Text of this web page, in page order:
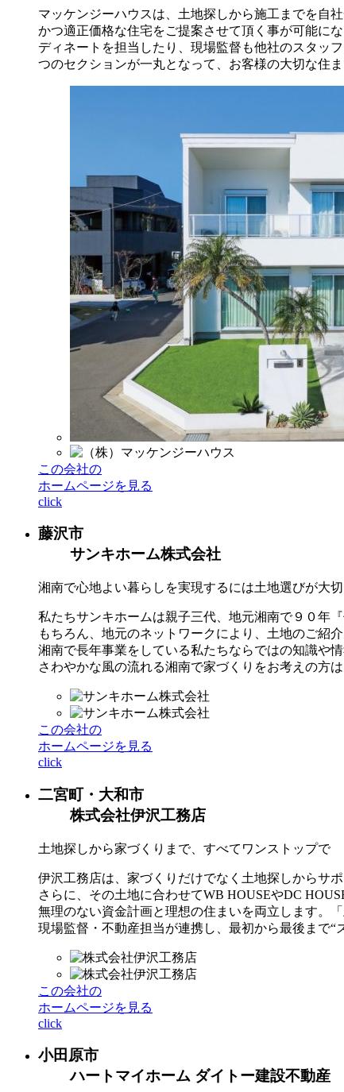
マッケンジーハウスは、土地探しから施工までを自
かつ適正価格な住宅をご提案させて頂く事が可能に
ディネートを担当したり、現場監督も他社のスタッ
つのセクションが一丸となって、お客様の大切な住
この会社の
ホームページを見る
click
藤沢市
サンキホーム株式会社
湘南で心地よい暮らしを実現するには土地選びが大切
私たちサンキホームは親子三代、地元湘南で９０年
もちろん、地元のネットワークにより、土地のご紹介
湘南で長年事業をしている私たちならではの知識や
さわやかな風の流れる湘南で家づくりをお考えの方
この会社の
ホームページを見る
click
二宮町・大和市
株式会社伊沢工務店
土地探しから家づくりまで、すべてワンストップで
伊沢工務店は、家づくりだけでなく土地探しからサ
さらに、その土地に合わせてWB HOUSEやDC
無理のない資金計画と理想の住まいを両立します。
現場監督・不動産担当が連携し、最初から最後まで“
この会社の
ホームページを見る
click
小田原市
ハートマイホーム ダイトー建設不動産